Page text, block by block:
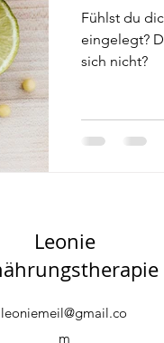
Fühlst du
eingelegt?
sich nicht?
Leonie
leoniemeil@gmail.co
m